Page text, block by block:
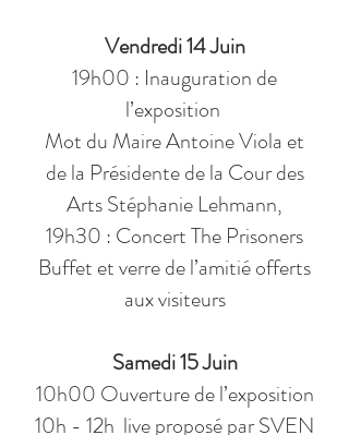
Vendredi 14 Juin
19h00 : Inauguration de
l’exposition
Mot du Maire Antoine Viola et
de la Présidente de la Cour des
Arts Stéphanie Lehmann,
19h30 : Concert The Prisoners
Buffet et verre de l’amitié offerts
aux visiteurs
Samedi 15 Juin
10h00 Ouverture de l’exposition
10h - 12h live proposé par SVEN